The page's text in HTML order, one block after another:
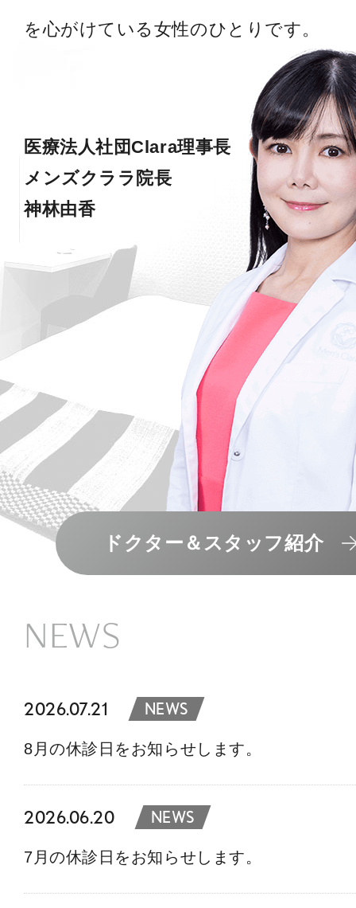
を心がけている女性のひとりです。
医療法人社団Clara理事長
メンズクララ院長
神林由香
ドクター＆スタッフ紹介
NEWS
2026.07.21 NEWS
8月の休診日をお知らせします。
2026.06.20 NEWS
7月の休診日をお知らせします。